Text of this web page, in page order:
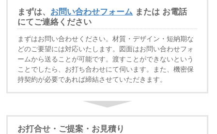
まずは、 お問い合わせフォーム または お電話
にてご連絡ください
まずはお問い合わせください。材質・デザイン・短納期な
どのご要望には対応いたします。図面はお問い合わせフォ
ームから送ることが可能です。渡すことができないという
ことでしたら、お打ち合わせにて伺います。また、機密保
持契約が必要であれば締結させていただきます。
お打合せ・ご提案・お見積り